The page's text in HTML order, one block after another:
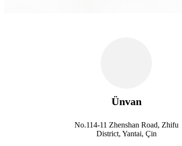
Ünvan
No.114-11 Zhenshan Road, Zhifu
District, Yantai, Çin